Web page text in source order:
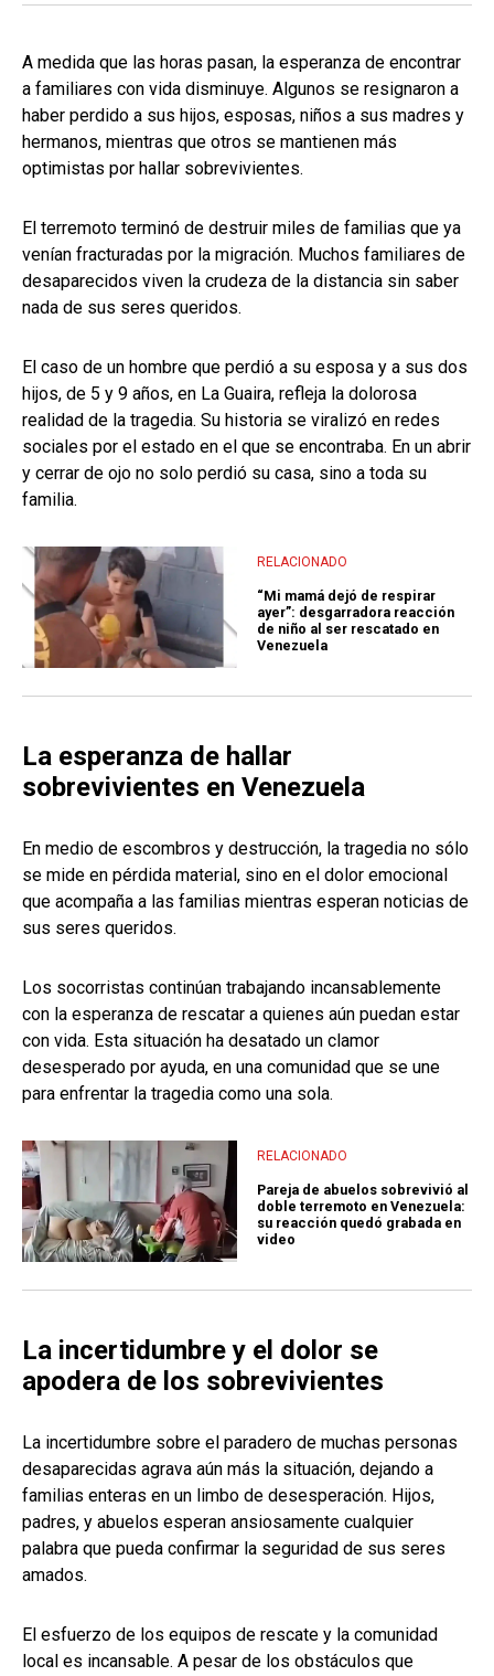
A medida que las horas pasan, la esperanza de encontrar
a familiares con vida disminuye. Algunos se resignaron a
haber perdido a sus hijos, esposas, niños a sus madres y
hermanos, mientras que otros se mantienen más
optimistas por hallar sobrevivientes.
El terremoto terminó de destruir miles de familias que ya
venían fracturadas por la migración. Muchos familiares de
desaparecidos viven la crudeza de la distancia sin saber
nada de sus seres queridos.
El caso de un hombre que perdió a su esposa y a sus dos
hijos, de 5 y 9 años, en La Guaira, refleja la dolorosa
realidad de la tragedia. Su historia se viralizó en redes
sociales por el estado en el que se encontraba. En un abrir
y cerrar de ojo no solo perdió su casa, sino a toda su
familia.
RELACIONADO
“Mi mamá dejó de respirar
ayer”: desgarradora reacción
de niño al ser rescatado en
Venezuela
La esperanza de hallar
sobrevivientes en Venezuela
En medio de escombros y destrucción, la tragedia no sólo
se mide en pérdida material, sino en el dolor emocional
que acompaña a las familias mientras esperan noticias de
sus seres queridos.
Los socorristas continúan trabajando incansablemente
con la esperanza de rescatar a quienes aún puedan estar
con vida. Esta situación ha desatado un clamor
desesperado por ayuda, en una comunidad que se une
para enfrentar la tragedia como una sola.
RELACIONADO
Pareja de abuelos sobrevivió al
doble terremoto en Venezuela:
su reacción quedó grabada en
video
La incertidumbre y el dolor se
apodera de los sobrevivientes
La incertidumbre sobre el paradero de muchas personas
desaparecidas agrava aún más la situación, dejando a
familias enteras en un limbo de desesperación. Hijos,
padres, y abuelos esperan ansiosamente cualquier
palabra que pueda confirmar la seguridad de sus seres
amados.
El esfuerzo de los equipos de rescate y la comunidad
local es incansable. A pesar de los obstáculos que